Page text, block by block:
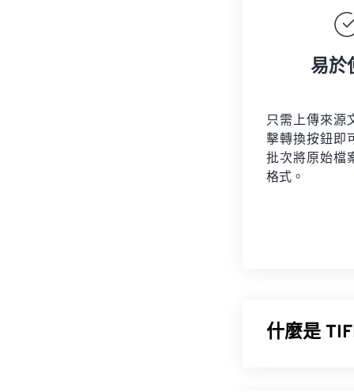
易於
只需上傳來源
擊轉換按鈕即
批次將原始檔
格式。
什麼是